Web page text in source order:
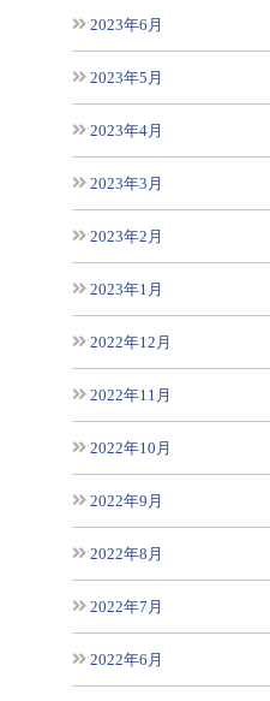
2023年6月
2023年5月
2023年4月
2023年3月
2023年2月
2023年1月
2022年12月
2022年11月
2022年10月
2022年9月
2022年8月
2022年7月
2022年6月